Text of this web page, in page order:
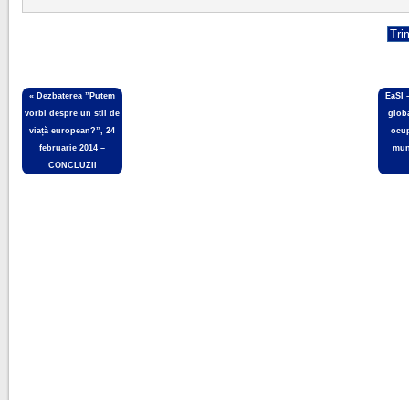
« Dezbaterea ”Putem
vorbi despre un stil de
viață european?”, 24
februarie 2014 –
CONCLUZII
EaSI